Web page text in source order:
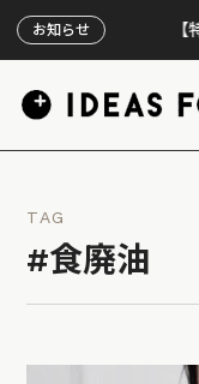
お知らせ 【特設
TAG
#食廃油